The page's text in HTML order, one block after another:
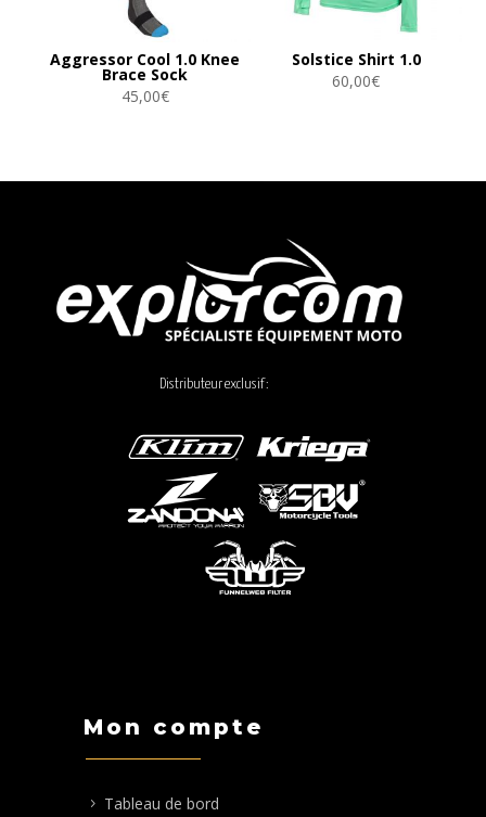
Aggressor Cool 1.0 Knee
Brace Sock
45,00€
Solstice Shirt 1.0
60,00€
Distributeur exclusif :
Mon compte
Tableau de bord